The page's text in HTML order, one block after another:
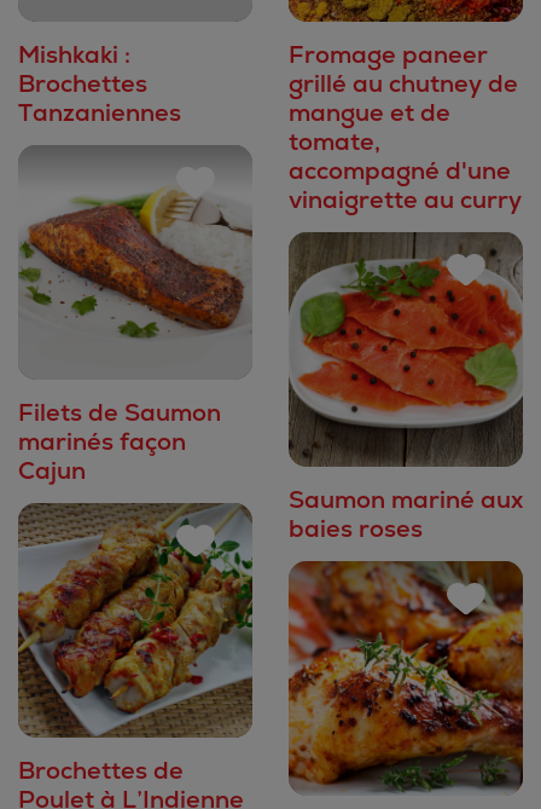
Mishkaki :
Brochettes
Tanzaniennes
Fromage paneer
grillé au chutney de
mangue et de
tomate,
accompagné d'une
vinaigrette au curry
Filets de Saumon
marinés façon
Cajun
Saumon mariné aux
baies roses
Brochettes de
Poulet à L’Indienne